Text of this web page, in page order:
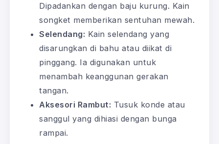
Dipadankan dengan baju kurung. Kain
songket memberikan sentuhan mewah.
Selendang: Kain selendang yang
disarungkan di bahu atau diikat di
pinggang. Ia digunakan untuk
menambah keanggunan gerakan
tangan.
Aksesori Rambut: Tusuk konde atau
sanggul yang dihiasi dengan bunga
rampai.